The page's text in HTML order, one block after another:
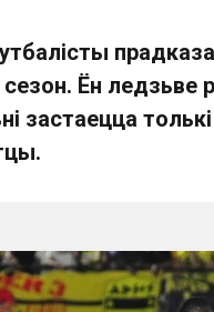
Ён ледзьве
застаецца